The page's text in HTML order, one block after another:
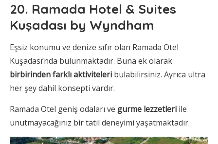
20. Ramada Hotel & Suites
Kuşadası by Wyndham
Eşsiz konumu ve denize sıfır olan Ramada Otel
Kuşadası’nda bulunmaktadır. Buna ek olarak
birbirinden farklı aktiviteleri bulabilirsiniz. Ayrıca ultra
her şey dahil konsepti vardır.
Ramada Otel geniş odaları ve gurme lezzetleri ile
unutmayacağınız bir tatil deneyimi yaşatmaktadır.